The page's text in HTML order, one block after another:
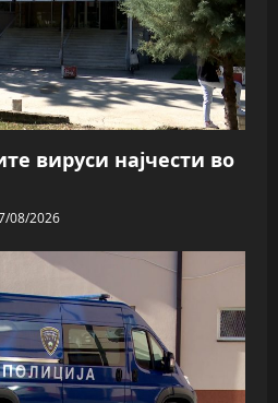
вируси најчести во
08/2026